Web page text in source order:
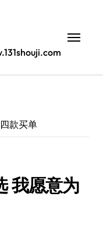
款买单
我愿意为